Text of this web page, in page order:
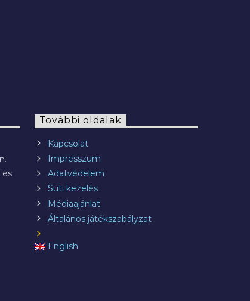
és
További oldalak
Kapcsolat
Impresszum
Adatvédelem
Süti kezelés
Médiaajánlat
Általános játékszabályzat
English